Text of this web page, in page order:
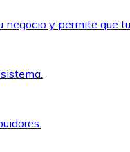
y permite que